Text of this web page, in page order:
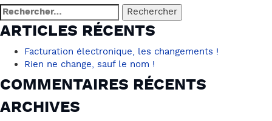
Rechercher :
ARTICLES RÉCENTS
Facturation électronique, les changements !
Rien ne change, sauf le nom !
COMMENTAIRES RÉCENTS
ARCHIVES